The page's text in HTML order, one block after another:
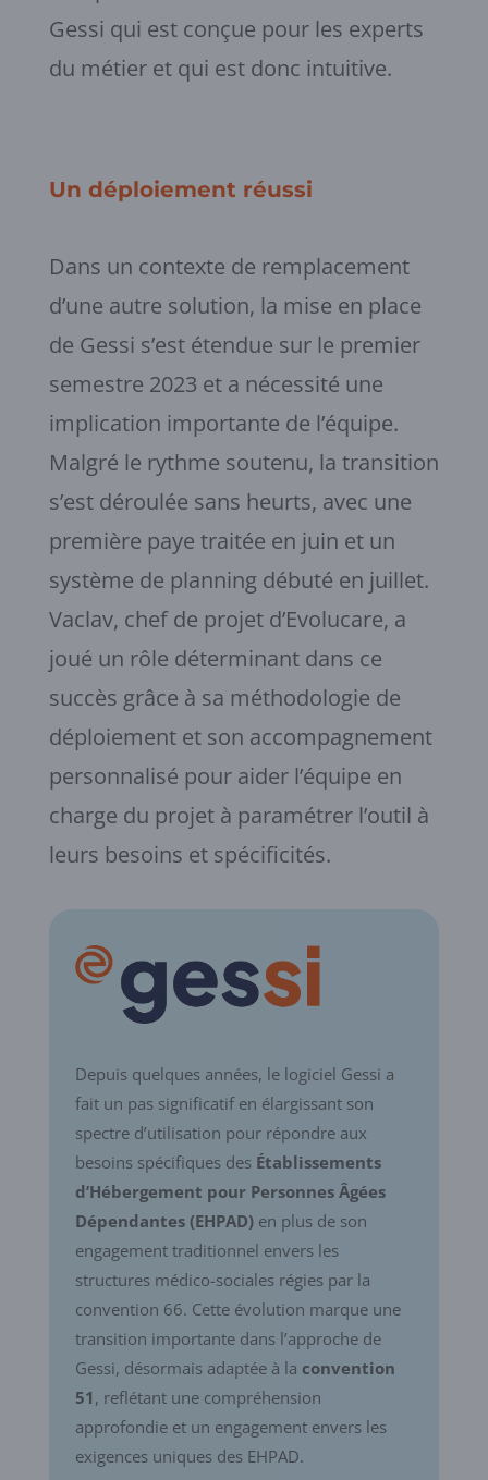
Gessi qui est conçue pour les experts
du métier et qui est donc intuitive.
Un déploiement réussi
Dans un contexte de remplacement
d’une autre solution, la mise en place
de Gessi s’est étendue sur le premier
semestre 2023 et a nécessité une
implication importante de l’équipe.
Malgré le rythme soutenu, la transition
s’est déroulée sans heurts, avec une
première paye traitée en juin et un
système de planning débuté en juillet.
Vaclav, chef de projet d’Evolucare, a
joué un rôle déterminant dans ce
succès grâce à sa méthodologie de
déploiement et son accompagnement
personnalisé pour aider l’équipe en
charge du projet à paramétrer l’outil à
leurs besoins et spécificités.
Depuis quelques années, le logiciel Gessi a
fait un pas significatif en élargissant son
spectre d’utilisation pour répondre aux
besoins spécifiques des Établissements
d’Hébergement pour Personnes Âgées
Dépendantes (EHPAD)en plus de son
engagement traditionnel envers les
structures médico-sociales régies par la
convention 66. Cette évolution marque une
transition importante dans l’approche de
Gessi, désormais adaptée à la convention
51 , reflétant une compréhension
approfondie et un engagement envers les
exigences uniques des EHPAD.